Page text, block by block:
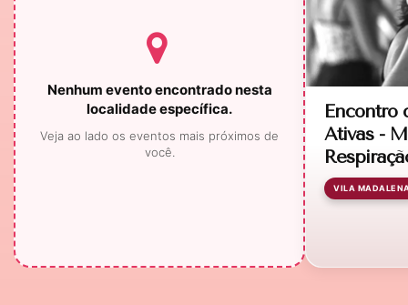
Nenhum evento encontrado nesta
localidade específica.
Veja ao lado os eventos mais próximos de
você.
Encontro
Ativas -
VILA